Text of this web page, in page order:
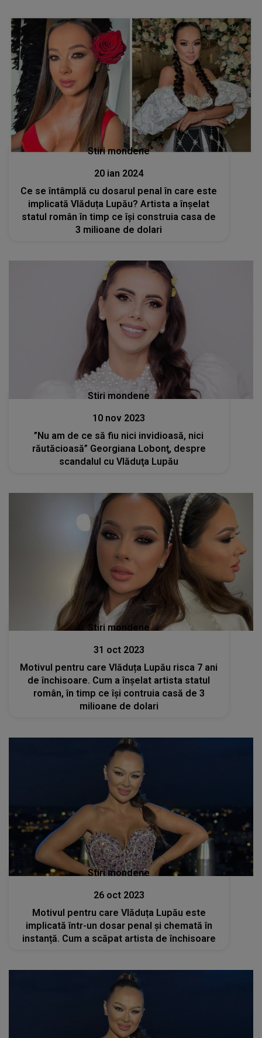
Stiri mondene
20 ian 2024
Ce se întâmplă cu dosarul penal în care este
implicată Vlăduța Lupău? Artista a înșelat
statul român în timp ce își construia casa de
3 milioane de dolari
Stiri mondene
10 nov 2023
”Nu am de ce să fiu nici invidioasă, nici
răutăcioasă” Georgiana Lobonţ, despre
scandalul cu Vlăduţa Lupău
Stiri mondene
31 oct 2023
Motivul pentru care Vlăduța Lupău risca 7 ani
de închisoare. Cum a înșelat artista statul
român, în timp ce își contruia casă de 3
milioane de dolari
Stiri mondene
26 oct 2023
Motivul pentru care Vlăduța Lupău este
implicată într-un dosar penal și chemată în
instanță. Cum a scăpat artista de închisoare